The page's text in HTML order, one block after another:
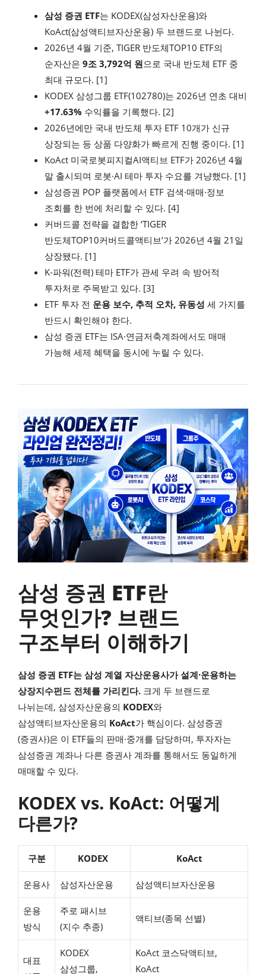
삼성 증권 ETF는 KODEX(삼성자산운용)와
KoAct(삼성액티브자산운용) 두 브랜드로 나뉜다.
2026년 4월 기준, TIGER 반도체TOP10 ETF의
순자산은 9조 3,792억 원으로 국내 반도체 ETF 중
최대 규모다. [1]
KODEX 삼성그룹 ETF(102780)는 2026년 연초 대비
+17.63% 수익률을 기록했다. [2]
2026년에만 국내 반도체 투자 ETF 10개가 신규
상장되는 등 상품 다양화가 빠르게 진행 중이다. [1]
KoAct 미국로봇피지컬AI액티브 ETF가 2026년 4월
말 출시되며 로봇·AI 테마 투자 수요를 겨냥했다. [1]
삼성증권 POP 플랫폼에서 ETF 검색·매매·정보
조회를 한 번에 처리할 수 있다. [4]
커버드콜 전략을 결합한 ‘TIGER
반도체TOP10커버드콜액티브’가 2026년 4월 21일
상장됐다. [1]
K-파워(전력) 테마 ETF가 관세 우려 속 방어적
투자처로 주목받고 있다. [3]
ETF 투자 전 운용 보수, 추적 오차, 유동성 세 가지를
반드시 확인해야 한다.
삼성 증권 ETF는 ISA·연금저축계좌에서도 매매
가능해 세제 혜택을 동시에 누릴 수 있다.
삼성 증권 ETF란
무엇인가? 브랜드
구조부터 이해하기
삼성 증권 ETF는 삼성 계열 자산운용사가 설계·운용하는
상장지수펀드 전체를 가리킨다. 크게 두 브랜드로
나뉘는데, 삼성자산운용의 KODEX와
삼성액티브자산운용의 KoAct가 핵심이다. 삼성증권
(증권사)은 이 ETF들의 판매·중개를 담당하며, 투자자는
삼성증권 계좌나 다른 증권사 계좌를 통해서도 동일하게
매매할 수 있다.
KODEX vs. KoAct: 어떻게
다른가?
구분 KODEX KoAct
운용사 삼성자산운용 삼성액티브자산운용
운용
방식
주로 패시브
(지수 추종)
액티브(종목 선별)
대표
KODEX
삼성그룹,
KoAct 코스닥액티브,
KoAct